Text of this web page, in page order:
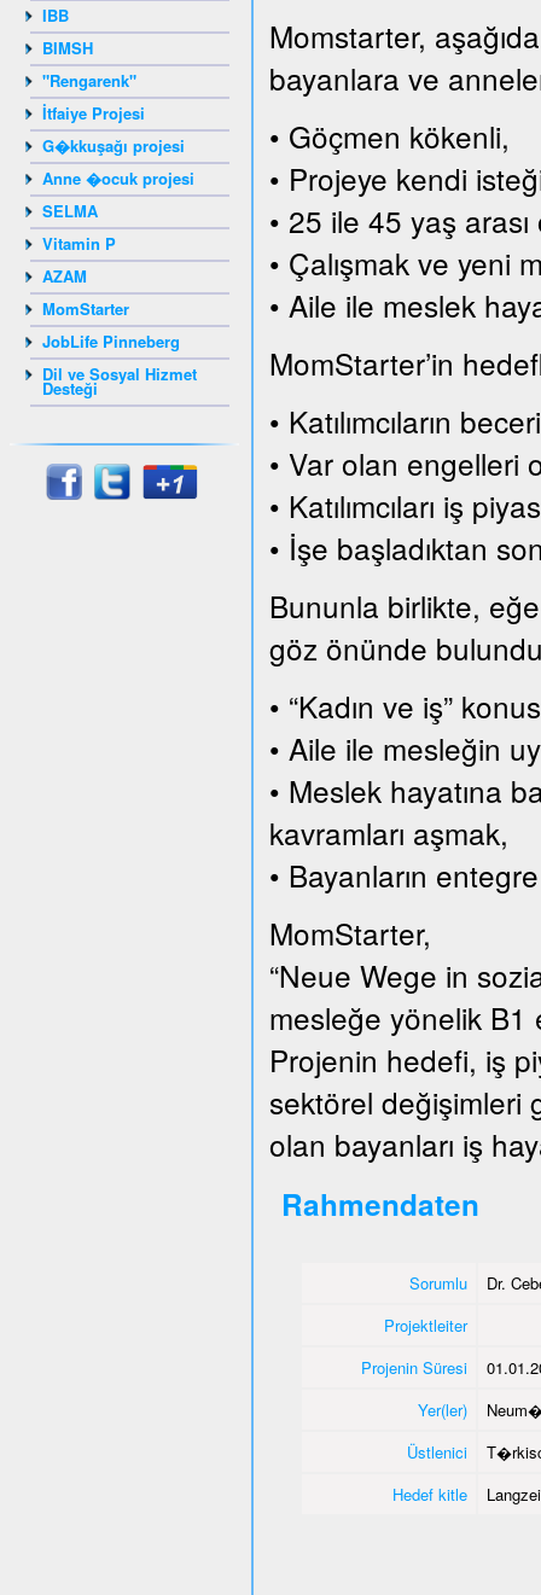
IBB
BIMSH
"Rengarenk"
İtfaiye Projesi
G�kkuşağı projesi
Anne �ocuk projesi
SELMA
Vitamin P
AZAM
MomStarter
JobLife Pinneberg
Dil ve Sosyal Hizmet
Desteği
Momstarter,
bayanlara ve
• Göçmen kökenli,
• Projeye kendi
• 25 ile 45 yaş
• Çalışmak ve yeni
• Aile ile meslek
MomStarter’in
• Katılımcıların
• Var olan engelleri
• Katılımcıları iş
• İşe başladıktan
Bununla birlikte,
göz önünde
• “Kadın ve iş”
• Aile ile mesleğin
• Meslek hayatına
kavramları aşmak,
• Bayanların
MomStarter,
“Neue Wege in
mesleğe yönelik B1
Projenin hedefi, iş
sektörel değişimleri
olan bayanları iş
Rahmendaten
Sorumlu
Dr.
Projektleiter
Projenin Süresi
Yer(ler)
Üstlenici
Hedef kitle